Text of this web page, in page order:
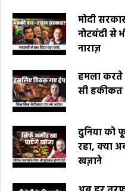
मोदी
नोटबंदी से
नाराज़
हमला करते
सी हकीकत
दुनिया को
रहा, क्या
खज़ाने